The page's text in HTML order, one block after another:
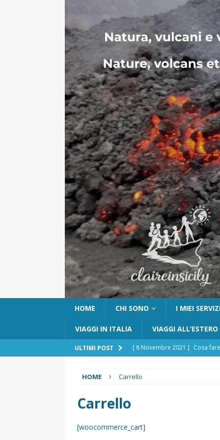
HOME CHI SONO I MIEI
VIAGGI IN ITALIA VIAGGI ALL’ESTERO
ULTIMI POST [ 8 Novembre 2021 ] Cosa
[ 6 Maggio 2026 ]
DOVE DORMIRE
HOME Carrello
Carrello
[woocommerce_cart]